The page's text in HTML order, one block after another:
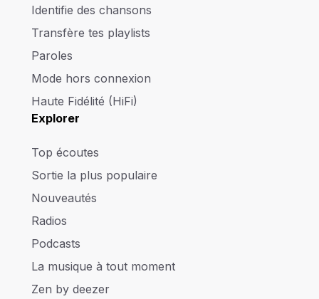
Identifie des chansons
Transfère tes playlists
Paroles
Mode hors connexion
Haute Fidélité (HiFi)
Explorer
Top écoutes
Sortie la plus populaire
Nouveautés
Radios
Podcasts
La musique à tout moment
Zen by deezer